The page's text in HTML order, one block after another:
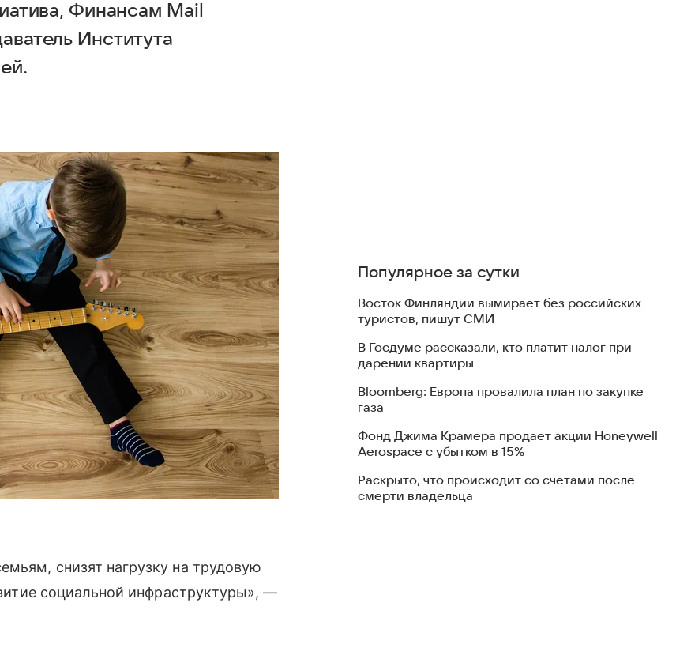
Финансам Mail
Института
снизят нагрузку на трудовую
социальной инфраструктуры», —
Популярное за сутки
Восток Финляндии вымирает без российских
туристов, пишут СМИ
В Госдуме рассказали, кто платит налог при
дарении квартиры
Bloomberg: Европа провалила план по закупке
газа
Фонд Джима Крамера продает акции Honeywell
Aerospace с убытком в 15%
Раскрыто, что происходит со счетами после
смерти владельца